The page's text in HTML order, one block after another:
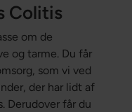
Colitis
om de
og tarme. Du får
som vi ved
der har lidt af
Derudover får du